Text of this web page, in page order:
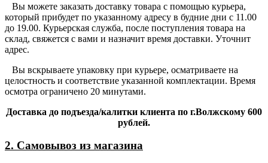
Вы можете заказать доставку товара с помощью курьера,
который прибудет по указанному адресу в будние дни с 11.00
до 19.00. Курьерская служба, после поступления товара на
склад, свяжется с вами и назначит время доставки. Уточнит
адрес.
Вы вскрываете упаковку при курьере, осматриваете на
целостность и соответствие указанной комплектации. Время
осмотра ограничено 20 минутами.
Доставка до подъезда/калитки клиента по г.Волжскому 600
рублей.
2. Самовывоз из магазина